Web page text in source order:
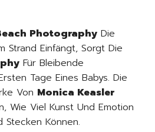
Photography Die
Strand Einfängt, Sorgt Die
Für Bleibende
Tage Eines Babys. Die
Von Monica Keasler
Wie Viel Kunst Und Emotion
Stecken Können.